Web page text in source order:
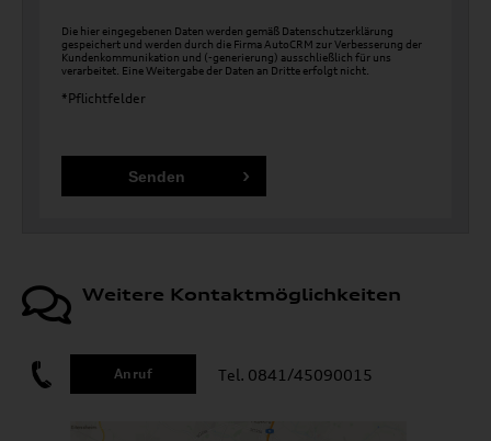
Die hier eingegebenen Daten werden gemäß Datenschutzerklärung
gespeichert und werden durch die Firma AutoCRM zur Verbesserung der
Kundenkommunikation und (-generierung) ausschließlich für uns
verarbeitet. Eine Weitergabe der Daten an Dritte erfolgt nicht.
*Pflichtfelder
Weitere Kontaktmöglichkeiten
Anruf Tel. 0841/45090015